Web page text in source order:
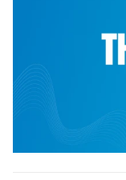
Tiện ích